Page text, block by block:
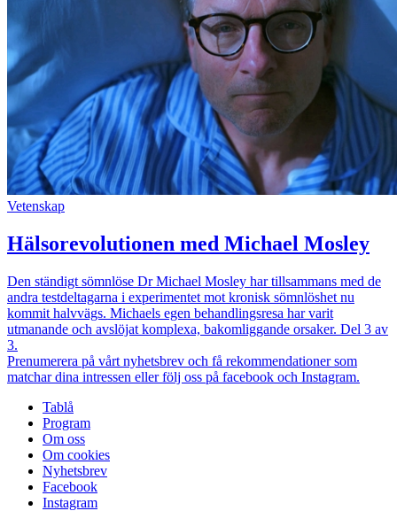
Vetenskap
Hälsorevolutionen med Michael Mosley
Den ständigt sömnlöse Dr Michael Mosley har tillsammans med de
andra testdeltagarna i experimentet mot kronisk sömnlöshet nu
kommit halvvägs. Michaels egen behandlingsresa har varit
utmanande och avslöjat komplexa, bakomliggande orsaker. Del 3 av
3.
Prenumerera på vårt nyhetsbrev och få rekommendationer som
matchar dina intressen eller följ oss på facebook och Instagram.
Tablå
Program
Om oss
Om cookies
Nyhetsbrev
Facebook
Instagram